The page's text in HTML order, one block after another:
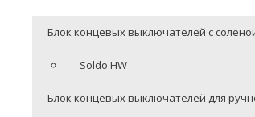
Блок концевых выключателей с
Soldo HW
Блок концевых выключателей для